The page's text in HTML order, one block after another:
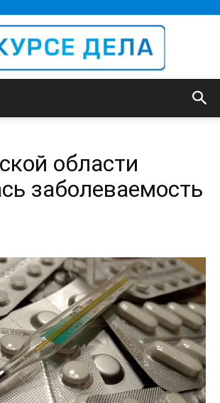
курсе
области
заболеваемость